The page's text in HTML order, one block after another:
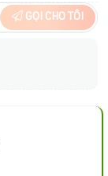
GỌI CHO TÔI